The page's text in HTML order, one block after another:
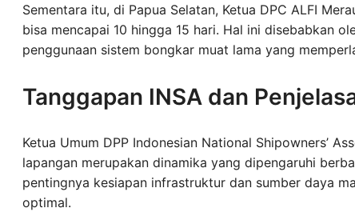
Sementara itu, di Papua Selatan, Ketua DPC ALFI
bisa mencapai 10 hingga 15 hari. Hal ini disebabkan
penggunaan sistem bongkar muat lama yang
Tanggapan INSA dan
Ketua Umum DPP Indonesian National Shipowners’
lapangan merupakan dinamika yang dipengaruhi
pentingnya kesiapan infrastruktur dan sumber daya
optimal.